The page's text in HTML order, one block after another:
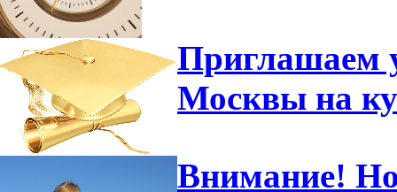
Приглашаем
Москвы на
Внимание!